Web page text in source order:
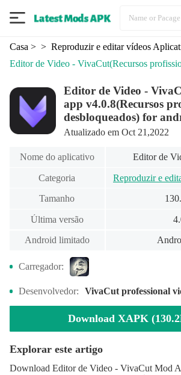
Casa > > Reproduzir e editar vídeos
Editor de Video - VivaCut(Recursos
Editor de Video -
app v4.0.8(Recursos
desbloqueados) for
Atualizado em Oct 21,2022
Nome do aplicativo Editor de
Categoria Reproduzir e
Tamanho
Última versão
Android limitado
Carregador:
Desenvolvedor: VivaCut professional
Download XAPK
Explorar este artigo
Download Editor de Video - VivaCut Mod